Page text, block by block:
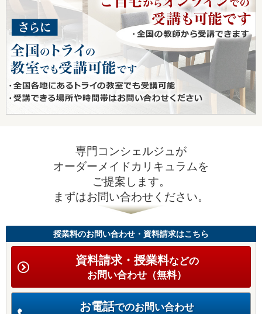
専門コンシェルジュが
オーダーメイドカリキュラムを
ご提案します。
まずはお問い合わせください。
授業料のお問い合わせ・資料請求はこちら
資料請求・授業料などの
お問い合わせ（無料）
お電話でのお問い合わせ